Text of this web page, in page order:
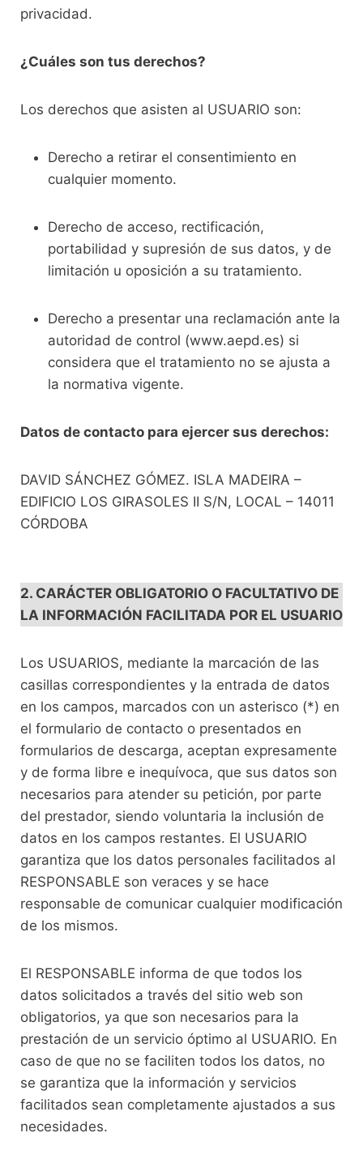
privacidad.
¿Cuáles son tus derechos?
Los derechos que asisten al USUARIO son:
Derecho a retirar el consentimiento en
cualquier momento.
Derecho de acceso, rectificación,
portabilidad y supresión de sus datos, y de
limitación u oposición a su tratamiento.
Derecho a presentar una reclamación ante la
autoridad de control (www.aepd.es) si
considera que el tratamiento no se ajusta a
la normativa vigente.
Datos de contacto para ejercer sus derechos:
DAVID SÁNCHEZ GÓMEZ. ISLA MADEIRA –
EDIFICIO LOS GIRASOLES II S/N, LOCAL – 14011
CÓRDOBA
2. CARÁCTER OBLIGATORIO O FACULTATIVO DE
LA INFORMACIÓN FACILITADA POR EL USUARIO
Los USUARIOS, mediante la marcación de las
casillas correspondientes y la entrada de datos
en los campos, marcados con un asterisco (*) en
el formulario de contacto o presentados en
formularios de descarga, aceptan expresamente
y de forma libre e inequívoca, que sus datos son
necesarios para atender su petición, por parte
del prestador, siendo voluntaria la inclusión de
datos en los campos restantes. El USUARIO
garantiza que los datos personales facilitados al
RESPONSABLE son veraces y se hace
responsable de comunicar cualquier modificación
de los mismos.
El RESPONSABLE informa de que todos los
datos solicitados a través del sitio web son
obligatorios, ya que son necesarios para la
prestación de un servicio óptimo al USUARIO. En
caso de que no se faciliten todos los datos, no
se garantiza que la información y servicios
facilitados sean completamente ajustados a sus
necesidades.